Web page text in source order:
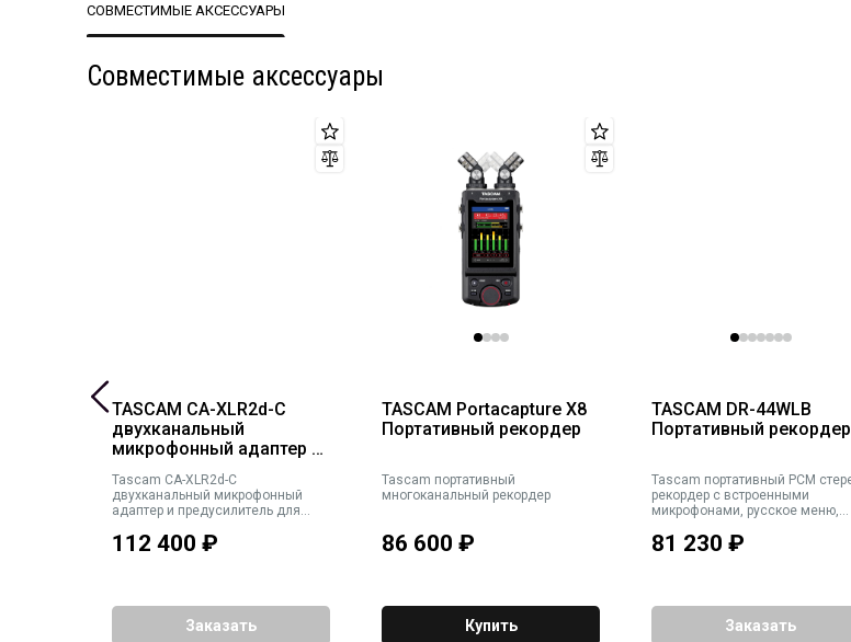
СОВМЕСТИМЫЕ АКСЕССУАРЫ
Совместимые аксессуары
TASCAM CA-XLR2d-C
двухканальный
микрофонный адаптер и
предусилитель
Tascam CA-XLR2d-C
двухканальный микрофонный
адаптер и предусилитель для
112 400 ₽
Заказать
TASCAM Portacapture X8
Портативный рекордер
Tascam портативный
многоканальный рекордер
86 600 ₽
Купить
TASCAM DR-44WLB
Портативный рекордер
Tascam портативный PCM стерео
рекордер с встроенными
микрофонами, русское меню,
возмохностью подключения
дополнительных 2-х внешних
81 230 ₽
Заказать